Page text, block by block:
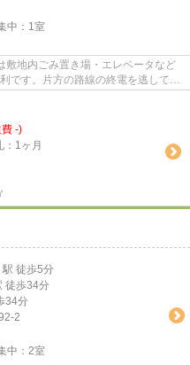
中： 1室
敷地内ごみ置き場・エレベータなど
です。片方の路線の終電を逃しても
-)
：1ヶ月
駅 徒歩5分
徒歩34分
34分
2
中： 2室